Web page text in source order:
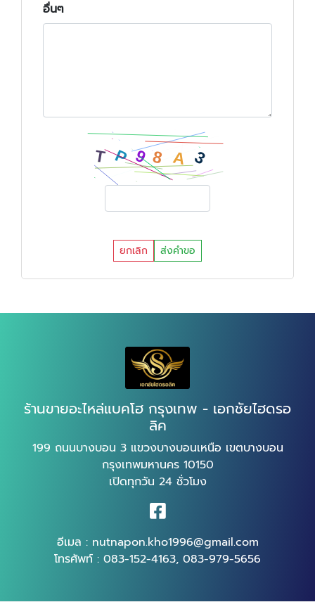
อื่นๆ
ยกเลิก ส่งคำขอ
ร้านขายอะไหล่แบคโฮ กรุงเทพ - เอกชัยไฮดรอ
ลิค
199 ถนนบางบอน 3 แขวงบางบอนเหนือ เขตบางบอน
กรุงเทพมหานคร 10150
เปิดทุกวัน 24 ชั่วโมง
อีเมล : nutnapon.kho1996@gmail.com
โทรศัพท์ : 083-152-4163, 083-979-5656